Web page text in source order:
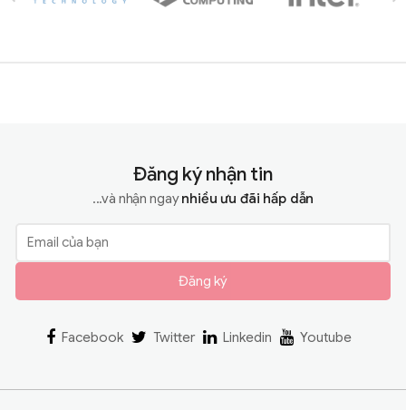
Đăng ký nhận tin
...và nhận ngaynhiều ưu đãi hấp dẫn
Đăng ký
Facebook Twitter Linkedin Youtube